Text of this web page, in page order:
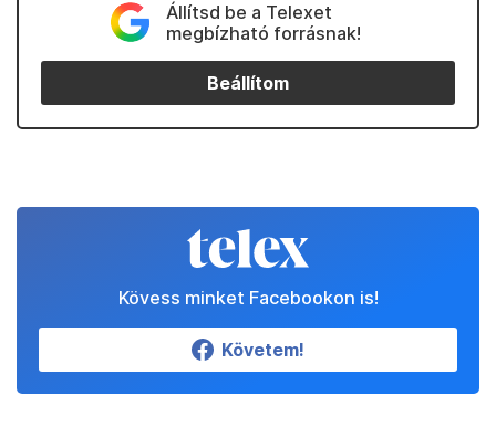
Állítsd be a Telexet
megbízható forrásnak!
Beállítom
Kövess minket Facebookon is!
Követem!